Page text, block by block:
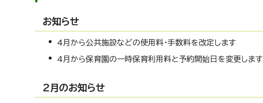
お知らせ
4月から公共施設などの使用料・手数料を改定します
4月から保育園の一時保育利用料と予約開始日を変更します
2月のお知らせ